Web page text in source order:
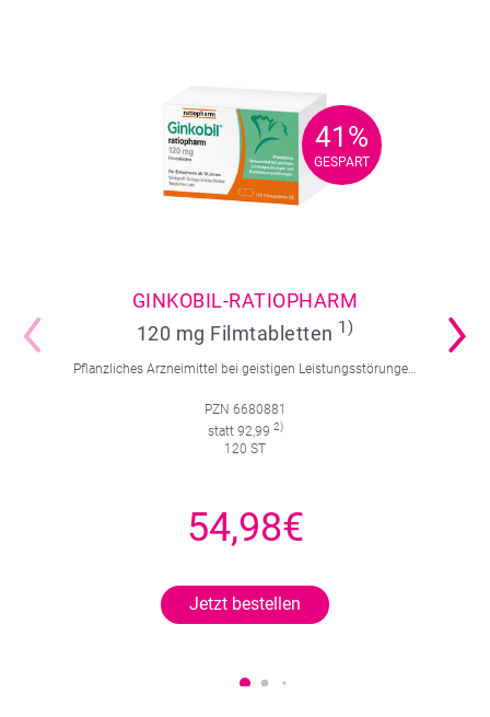
41%
GESPART
41%
GESPART
GINKOBIL-RATIOPHARM
120 mg Filmtabletten 1)
Pflanzliches Arzneimittel bei geistigen Leistungsstörungen und Durchblutungsstörungen.
PZN 6680881
statt 92,99 2)
120 ST
54,98€
Jetzt bestellen